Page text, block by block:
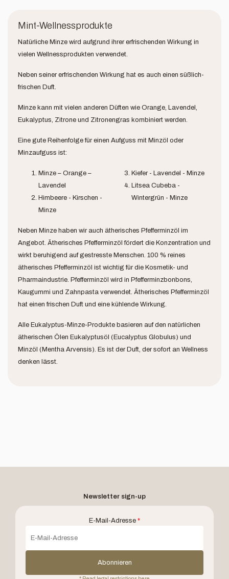
Mint-Wellnessprodukte
Natürliche Minze wird aufgrund ihrer erfrischenden Wirkung in
vielen Wellnessprodukten verwendet.
Neben seiner erfrischenden Wirkung hat es auch einen süßlich-
frischen Duft.
Minze kann mit vielen anderen Düften wie Orange, Lavendel,
Eukalyptus, Zitrone und Zitronengras kombiniert werden.
Eine gute Reihenfolge für einen Aufguss mit Minzöl oder
Minzaufguss ist:
Minze – Orange –
Lavendel
Himbeere - Kirschen -
Minze
Kiefer - Lavendel - Minze
Litsea Cubeba -
Wintergrün - Minze
Neben Minze haben wir auch ätherisches Pfefferminzöl im
Angebot. Ätherisches Pfefferminzöl fördert die Konzentration und
wirkt beruhigend auf gestresste Menschen. 100 % reines
ätherisches Pfefferminzöl ist wichtig für die Kosmetik- und
Pharmaindustrie. Pfefferminzöl wird in Pfefferminzbonbons,
Kaugummi und Zahnpasta verwendet. Ätherisches Pfefferminzöl
hat einen frischen Duft und eine kühlende Wirkung.
Alle Eukalyptus-Minze-Produkte basieren auf den natürlichen
ätherischen Ölen Eukalyptusöl (Eucalyptus Globulus) und
Minzöl (Mentha Arvensis). Es ist der Duft, der sofort an Wellness
denken lässt.
Newsletter sign-up
E-Mail-Adresse *
Abonnieren